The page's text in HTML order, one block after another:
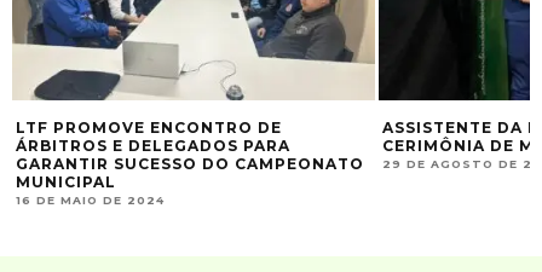
LTF PROMOVE ENCONTRO DE
ÁRBITROS E DELEGADOS PARA
GARANTIR SUCESSO DO CAMPEONATO
MUNICIPAL
16 DE MAIO DE 2024
ASSISTENTE DA
CERIMÔNIA DE
29 DE AGOSTO DE